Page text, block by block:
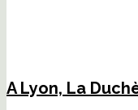
A Lyon, La